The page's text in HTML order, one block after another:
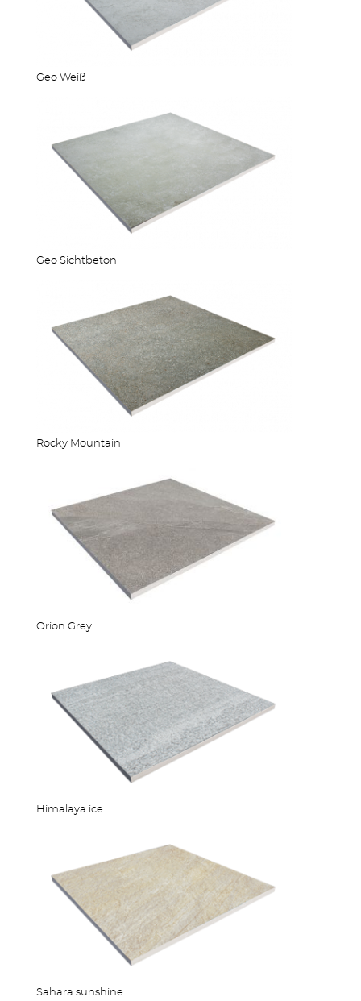
STUFEN & POOL
OUTDOOR KÜCHE
MEHR PRODUKTE
Geo Weiß
Geo Sichtbeton
Rocky Mountain
Orion Grey
Himalaya ice
Sahara sunshine